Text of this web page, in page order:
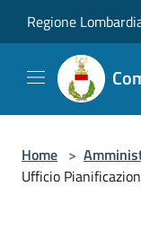
Regione
Home >
Ufficio